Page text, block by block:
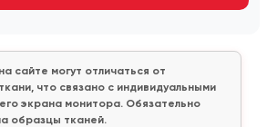
сайте могут отличаться от
что связано с индивидуальными
экрана монитора. Обязательно
образцы тканей.